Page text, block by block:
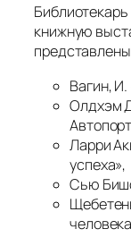
книжную
Вагин,
Олдхэм
Ларри
успеха»,
Сью